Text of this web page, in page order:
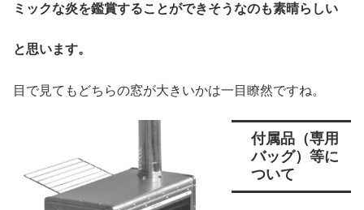
ミックな炎を鑑賞することができそうなのも素晴らしい
と思います。
目で見てもどちらの窓が大きいかは一目瞭然ですね。
付属品（専用
バッグ）等に
ついて